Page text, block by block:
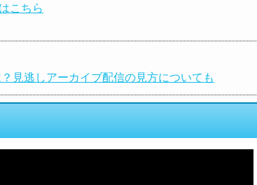
こちら
見逃しアーカイブ配信の見方についても